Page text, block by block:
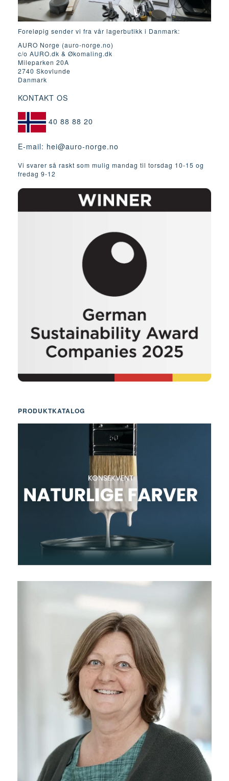
Foreløpig sender vi fra vår lagerbutikk i Danmark:
AURO Norge (auro-norge.no)
c/o AURO.dk & Økomaling.dk
Mileparken 20A
2740 Skovlunde
Danmark
KONTAKT OS
40 88 88 20
E-mail: hei@auro-norge.no
Vi svarer så raskt som mulig mandag til torsdag 10-15 og
fredag ​​9-12
PRODUKTKATALOG